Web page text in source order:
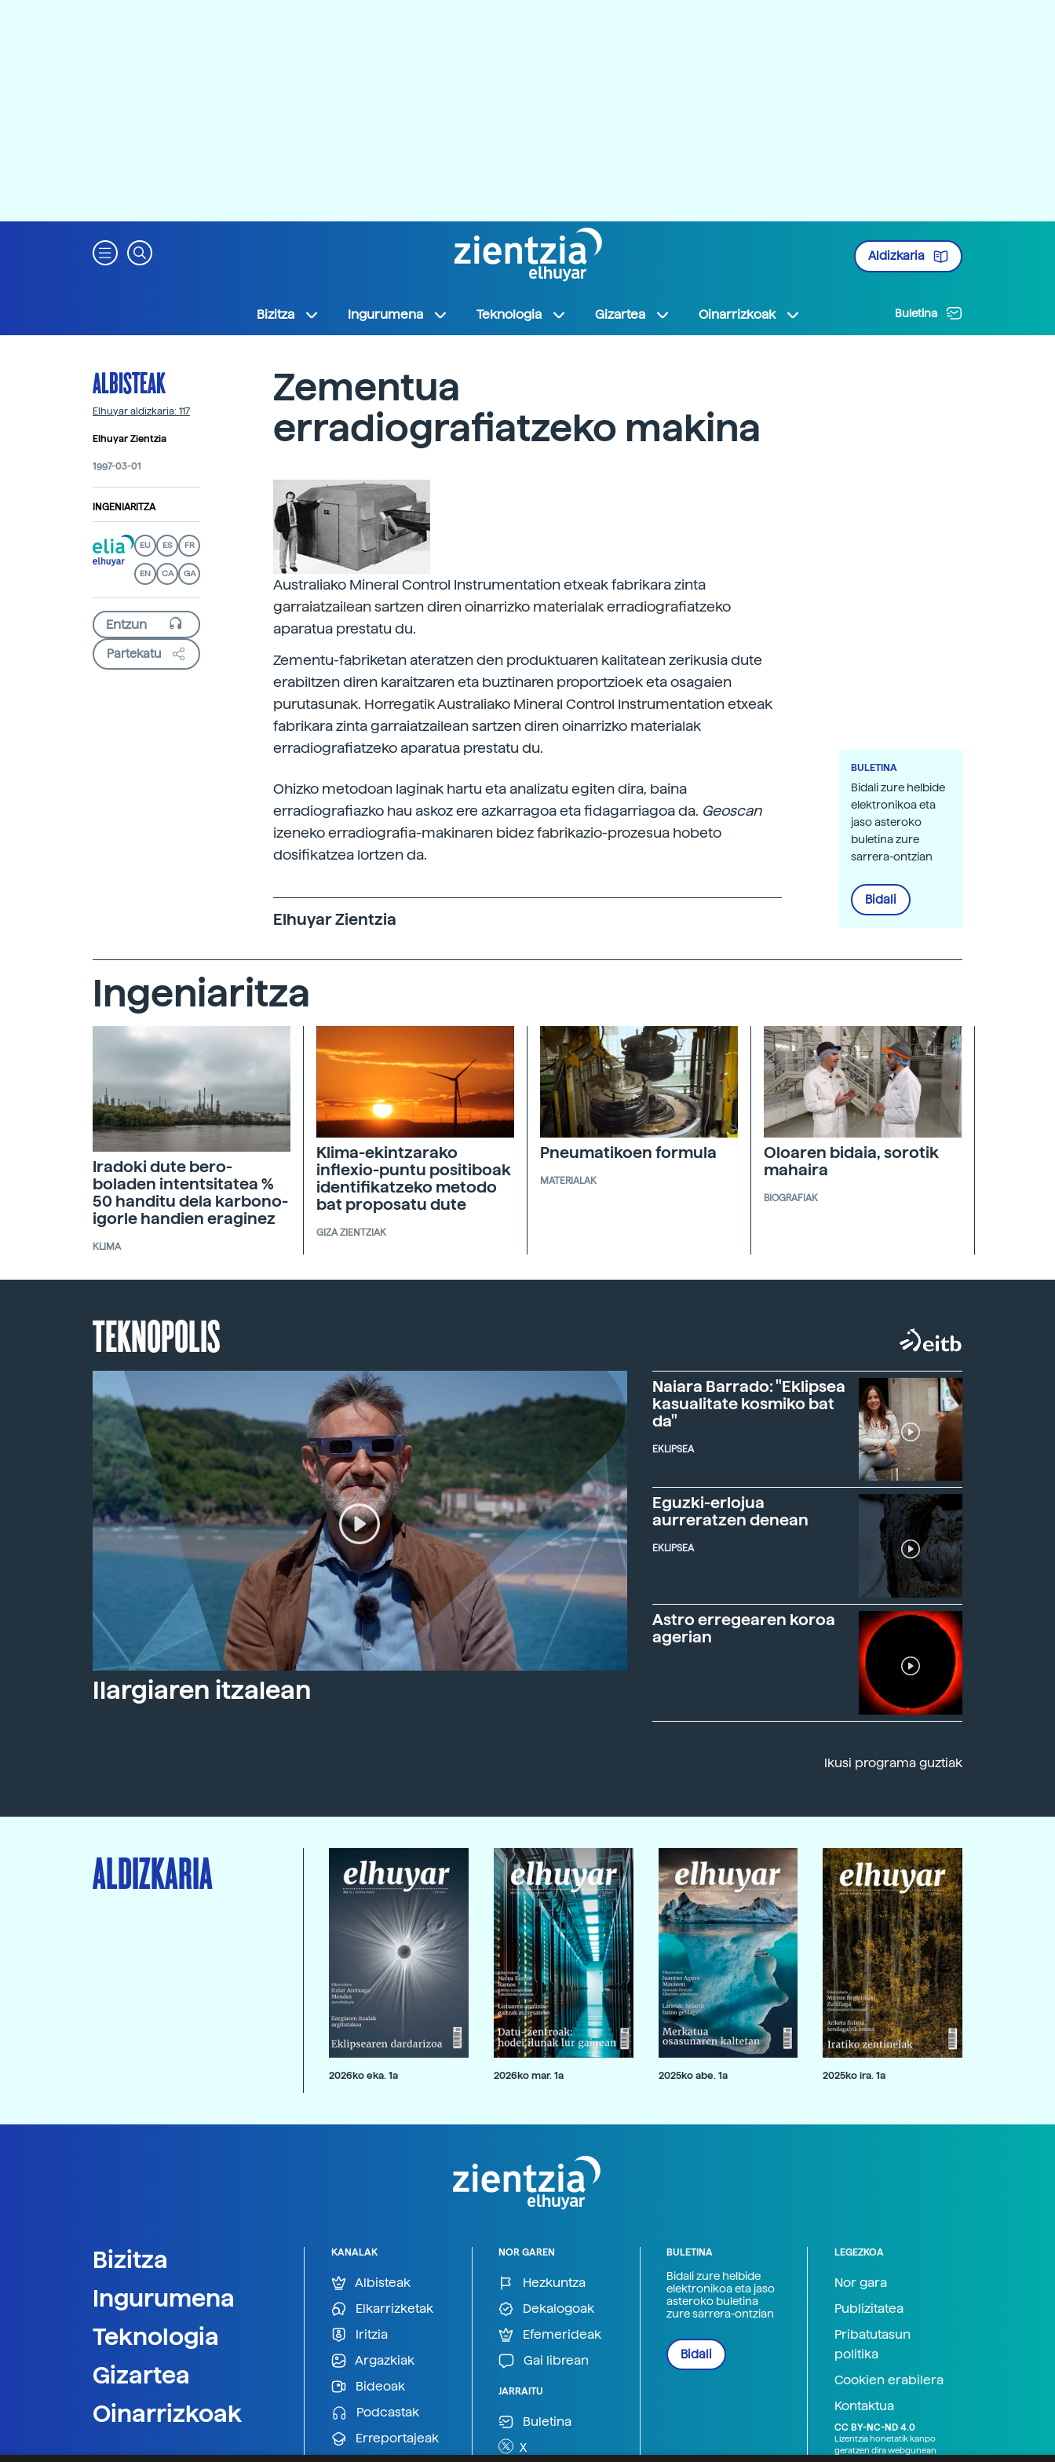
Aldizkaria
Bizitza Ingurumena Teknologia Gizartea Oinarrizkoak Buletina
ALBISTEAK
Elhuyar aldizkaria: 117
Elhuyar Zientzia
1997-03-01
INGENIARITZA
EU ES FR
EN CA GA
Partekatu
Zementua
erradiografiatzeko makina
Australiako Mineral Control Instrumentation etxeak fabrikara zinta
garraiatzailean sartzen diren oinarrizko materialak erradiografiatzeko
aparatua prestatu du.
Zementu-fabriketan ateratzen den produktuaren kalitatean zerikusia dute
erabiltzen diren karaitzaren eta buztinaren proportzioek eta osagaien
purutasunak. Horregatik Australiako Mineral Control Instrumentation etxeak
fabrikara zinta garraiatzailean sartzen diren oinarrizko materialak
erradiografiatzeko aparatua prestatu du.
Ohizko metodoan laginak hartu eta analizatu egiten dira, baina
erradiografiazko hau askoz ere azkarragoa eta fidagarriagoa da. Geoscan
izeneko erradiografia-makinaren bidez fabrikazio-prozesua hobeto
dosifikatzea lortzen da.
Elhuyar Zientzia
BULETINA
Bidali zure helbide
elektronikoa eta
jaso asteroko
buletina zure
sarrera-ontzian
Bidali
Ingeniaritza
Iradoki dute bero-
boladen intentsitatea %
50 handitu dela karbono-
igorle handien eraginez
KLIMA
Klima-ekintzarako
inflexio-puntu positiboak
identifikatzeko metodo
bat proposatu dute
GIZA ZIENTZIAK
Pneumatikoen formula
MATERIALAK
Oloaren bidaia, sorotik
mahaira
BIOGRAFIAK
TEKNOPOLIS
Ilargiaren itzalean
Naiara Barrado: "Eklipsea
kasualitate kosmiko bat
da"
EKLIPSEA
Eguzki-erlojua
aurreratzen denean
EKLIPSEA
Astro erregearen koroa
agerian
Ikusi programa guztiak
ALDIZKARIA
2026ko eka. 1a 2026ko mar. 1a 2025ko abe. 1a 2025ko ira. 1a
Bizitza
Ingurumena
Teknologia
Gizartea
Oinarrizkoak
KANALAK
Albisteak
Elkarrizketak
Iritzia
Argazkiak
Bideoak
Podcastak
Erreportajeak
NOR GAREN
Hezkuntza
Dekalogoak
Efemerideak
Gai librean
JARRAITU
Buletina
X
BULETINA
Bidali zure helbide
elektronikoa eta jaso
asteroko buletina
zure sarrera-ontzian
Bidali
LEGEZKOA
Nor gara
Publizitatea
Pribatutasun
politika
Cookien erabilera
Kontaktua
CC BY-NC-ND 4.0
Lizentzia honetatik kanpo
geratzen dira webgunean